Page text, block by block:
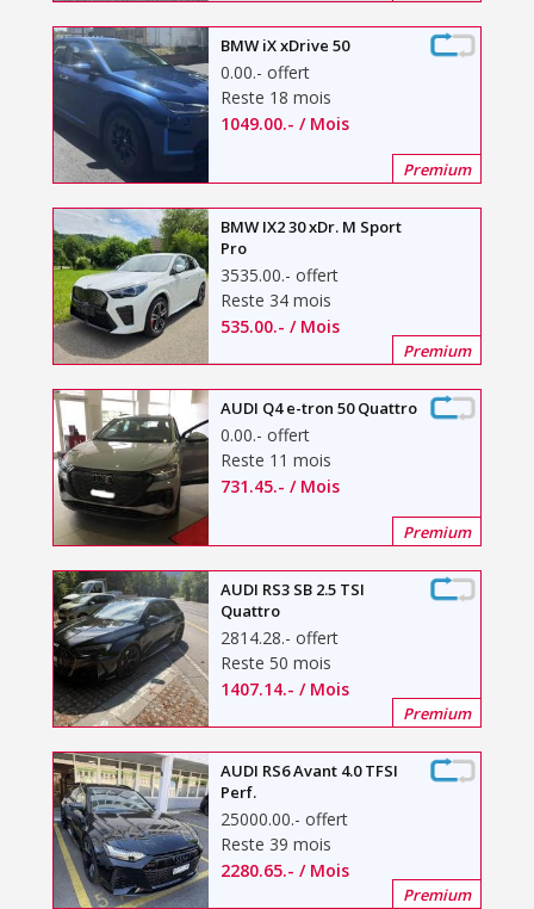
BMW iX xDrive 50
0.00.- offert
Reste 18 mois
1049.00.- / Mois
Premium
BMW IX2 30 xDr. M Sport
Pro
3535.00.- offert
Reste 34 mois
535.00.- / Mois
Premium
AUDI Q4 e-tron 50 Quattro
0.00.- offert
Reste 11 mois
731.45.- / Mois
Premium
AUDI RS3 SB 2.5 TSI
Quattro
2814.28.- offert
Reste 50 mois
1407.14.- / Mois
Premium
AUDI RS6 Avant 4.0 TFSI
Perf.
25000.00.- offert
Reste 39 mois
2280.65.- / Mois
Premium